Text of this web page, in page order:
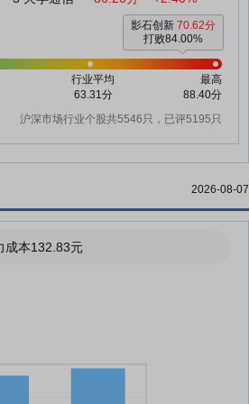
影石创新 70.62分
打败84.00%
行业平均
63.31分
最高
88.40分
沪深市场行业个股共5546只，已评5195只
2026-08-07
成本132.83元